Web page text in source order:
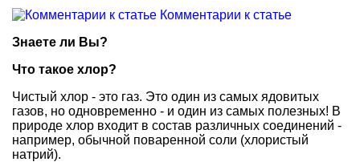
Комментарии к статье
Знаете ли Вы?
Что такое хлор?
Чистый хлор - это газ. Это один из самых ядовитых
газов, но одновременно - и один из самых полезных! В
природе хлор входит в состав различных соединений -
например, обычной поваренной соли (хлористый
натрий).